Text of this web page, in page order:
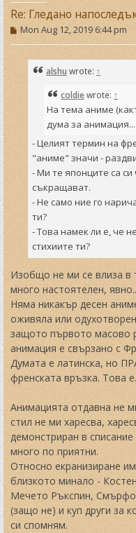
Re: Гледано
P
o
s
t
Mon Aug 12, 2019 6:44 pm
alshu wrote: ↑
coldiewrote: ↑
На тема аниме
дума за анимация...
- Целият термин на
"аниме" значи -
- Ми те японците са
съкращават.
- Не само ние го
ти?
- Това намек ли е, че
стихиите ти?
Изобщо не ми се влиза в
много настоятелен,
Няма никакър десен
оживяла или
защото първото масово
анимация е свързано с
Думата е латинска, но
френската връзка. Това е.
Анимацията отдавна не
стил не ми харесва,
демонстриран в
много по приятни.
Относно екранизиране
близкото минало -
Мечето Ръкспин,
(защо не) и куп други за
си спомням.